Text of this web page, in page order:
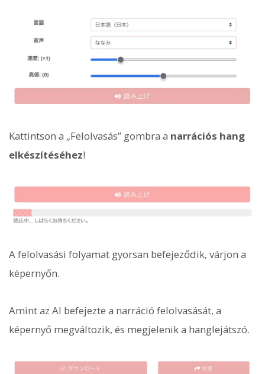
Kattintson a „Felolvasás” gombra a narrációs hang
elkészítéséhez!
A felolvasási folyamat gyorsan befejeződik, várjon a
képernyőn.
Amint az AI befejezte a narráció felolvasását, a
képernyő megváltozik, és megjelenik a hanglejátszó.